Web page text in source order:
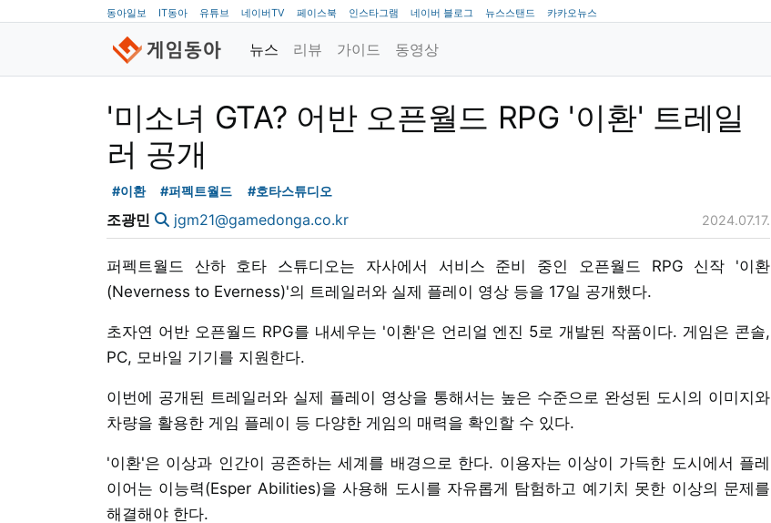
동아일보 IT동아 유튜브 네이버TV 페이스북 인스타그램 네이버 블로그 뉴스스탠드 카카오뉴스
뉴스 리뷰 가이드 동영상
'미소녀 GTA? 어반 오픈월드 RPG '이환' 트레일
러 공개
#이환 #퍼펙트월드 #호타스튜디오
조광민 jgm21@gamedonga.co.kr 2024.07.17.
퍼펙트월드 산하 호타 스튜디오는 자사에서 서비스 준비 중인 오픈월드 RPG 신작 '이환
(Neverness to Everness)'의 트레일러와 실제 플레이 영상 등을 17일 공개했다.
초자연 어반 오픈월드 RPG를 내세우는 '이환'은 언리얼 엔진 5로 개발된 작품이다. 게임은 콘솔,
PC, 모바일 기기를 지원한다.
이번에 공개된 트레일러와 실제 플레이 영상을 통해서는 높은 수준으로 완성된 도시의 이미지와
차량을 활용한 게임 플레이 등 다양한 게임의 매력을 확인할 수 있다.
'이환'은 이상과 인간이 공존하는 세계를 배경으로 한다. 이용자는 이상이 가득한 도시에서 플레
이어는 이능력(Esper Abilities)을 사용해 도시를 자유롭게 탐험하고 예기치 못한 이상의 문제를
해결해야 한다.